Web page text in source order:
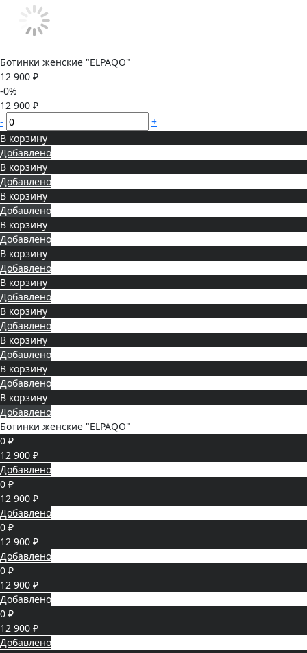
Ботинки женские "ELPAQO"
12 900 ₽
-0%
12 900 ₽
-
+
В корзину
Добавлено
В корзину
Добавлено
В корзину
Добавлено
В корзину
Добавлено
В корзину
Добавлено
В корзину
Добавлено
В корзину
Добавлено
В корзину
Добавлено
В корзину
Добавлено
В корзину
Добавлено
Ботинки женские "ELPAQO"
0 ₽
12 900 ₽
Добавлено
0 ₽
12 900 ₽
Добавлено
0 ₽
12 900 ₽
Добавлено
0 ₽
12 900 ₽
Добавлено
0 ₽
12 900 ₽
Добавлено